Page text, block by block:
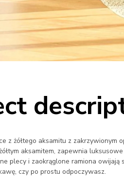
z żółtego aksamitu z
aksamitem, zapewnia
plecy i zaokrąglone ramiona owijają
czy po prostu odpoczywasz.